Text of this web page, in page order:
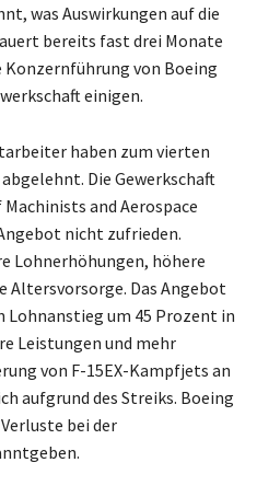
was Auswirkungen auf die
bereits fast drei Monate
Konzernführung von Boeing
einigen.
haben zum vierten
Die Gewerkschaft
and Aerospace
nicht zufrieden.
Lohnerhöhungen, höhere
Altersvorsorge. Das Angebot
Lohnanstieg um 45 Prozent in
Leistungen und mehr
von F-15EX-Kampfjets an
aufgrund des Streiks. Boeing
bei der